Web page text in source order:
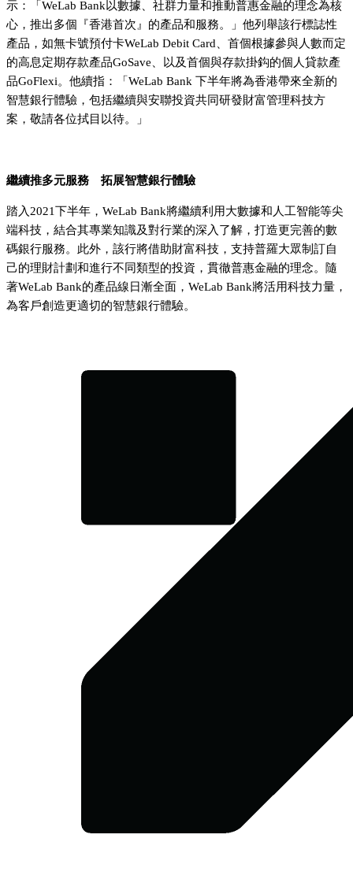
示：「WeLab Bank以數據、社群力量和推動普惠金融的理念為核
心，推出多個『香港首次』的產品和服務。」他列舉該行標誌性
產品，如無卡號預付卡WeLab Debit Card、首個根據參與人數而定
的高息定期存款產品GoSave、以及首個與存款掛鈎的個人貸款產
品GoFlexi。他續指：「WeLab Bank 下半年將為香港帶來全新的
智慧銀行體驗，包括繼續與安聯投資共同研發財富管理科技方
案，敬請各位拭目以待。」
繼續推多元服務 拓展智慧銀行體驗
踏入2021下半年，WeLab Bank將繼續利用大數據和人工智能等尖
端科技，結合其專業知識及對行業的深入了解，打造更完善的數
碼銀行服務。此外，該行將借助財富科技，支持普羅大眾制訂自
己的理財計劃和進行不同類型的投資，貫徹普惠金融的理念。隨
著WeLab Bank的產品線日漸全面，WeLab Bank將活用科技力量，
為客戶創造更適切的智慧銀行體驗。